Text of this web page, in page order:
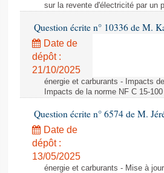
sur la revente d'électricité par un
Question écrite n° 10336 de M.
Date de
dépôt :
21/10/2025
énergie et carburants - Impacts
Impacts de la norme NF C 15-
Question écrite n° 6574 de M.
Date de
dépôt :
13/05/2025
énergie et carburants - Mise à